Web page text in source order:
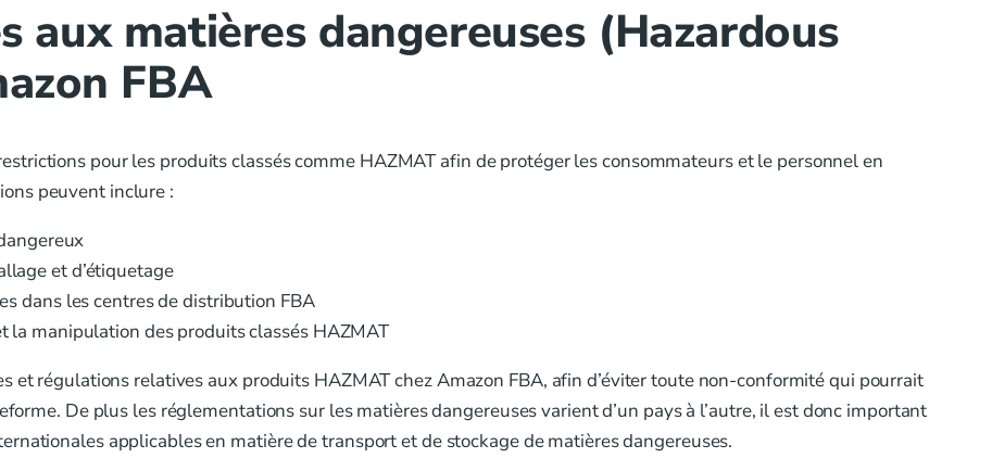
aux matières dangereuses (Hazardous
FBA
pour les produits classés comme HAZMAT afin de protéger les consommateurs et le personnel en
peuvent inclure :
et d’étiquetage
dans les centres de distribution FBA
la manipulation des produits classés HAZMAT
et régulations relatives aux produits HAZMAT chez Amazon FBA, afin d’éviter toute non-conformité qui pourrait
De plus les réglementations sur les matières dangereuses varient d’un pays à l’autre, il est donc important
applicables en matière de transport et de stockage de matières dangereuses.